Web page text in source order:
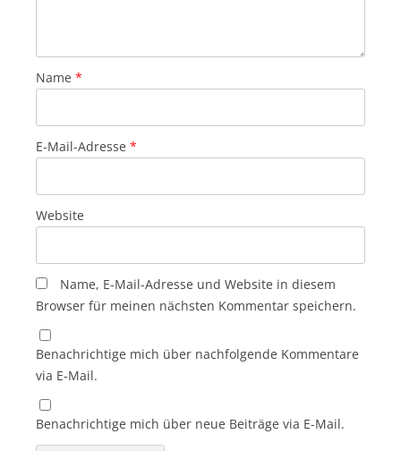
Name *
E-Mail-Adresse *
Website
Name, E-Mail-Adresse und Website in diesem
Browser für meinen nächsten Kommentar speichern.
Benachrichtige mich über nachfolgende Kommentare
via E-Mail.
Benachrichtige mich über neue Beiträge via E-Mail.